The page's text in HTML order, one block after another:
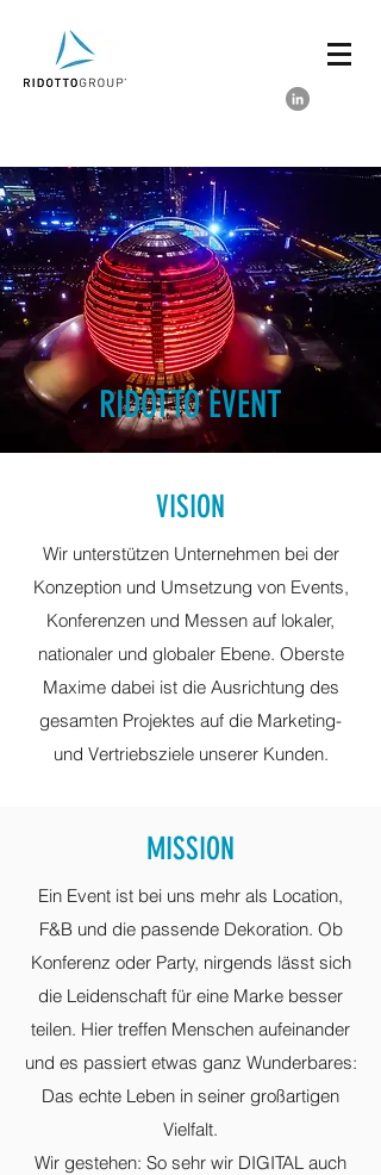
RIDOTTO EVENT
VISION
Wir unterstützen Unternehmen bei der
Konzeption und Umsetzung von Events,
Konferenzen und Messen auf lokaler,
nationaler und globaler Ebene. Oberste
Maxime dabei ist die Ausrichtung des
gesamten Projektes auf die Marketing-
und Vertriebsziele unserer Kunden.
MISSION
Ein Event ist bei uns mehr als Location,
F&B und die passende Dekoration. Ob
Konferenz oder Party, nirgends lässt sich
die Leidenschaft für eine Marke besser
teilen. Hier treffen Menschen aufeinander
und es passiert etwas ganz Wunderbares:
Das echte Leben in seiner großartigen
Vielfalt.
Wir gestehen: So sehr wir DIGITAL auch